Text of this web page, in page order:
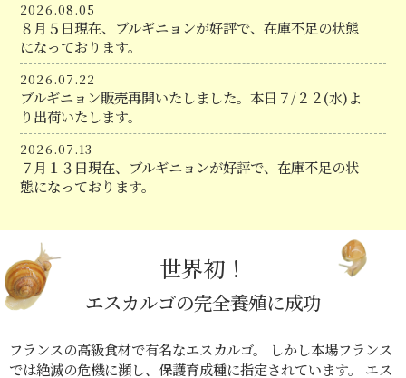
2026.08.05
８月５日現在、ブルギニョンが好評で、在庫不足の状態
になっております。
2026.07.22
ブルギニョン販売再開いたしました。本日７/２２(水)よ
り出荷いたします。
2026.07.13
７月１３日現在、ブルギニョンが好評で、在庫不足の状
態になっております。
世界初！
エスカルゴの完全養殖に成功
フランスの高級食材で有名なエスカルゴ。
しかし本場フランス
では絶滅の危機に瀕し、保護育成種に指定されています。
エス